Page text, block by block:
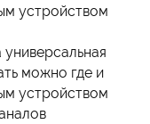
устройством
можно где и
устройством